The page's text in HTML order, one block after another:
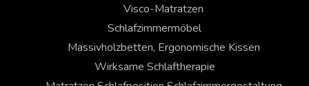
Visco-Matratzen
Schlafzimmermöbel
Massivholzbetten, Ergonomische Kissen
Wirksame Schlaftherapie